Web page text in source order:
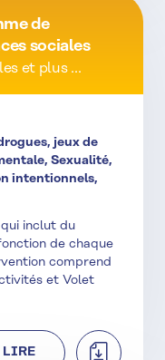
de
sociales
et plus ...
jeux de
Sexualité,
intentionnels,
inclut du
de chaque
comprend
et Volet
LIRE